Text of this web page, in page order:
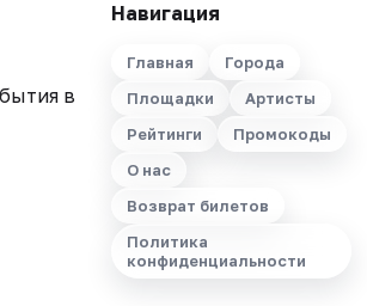
в
Навигация
Главная
Города
Площадки
Артисты
Рейтинги
Промокоды
О нас
Возврат билетов
Политика
конфиденциальности